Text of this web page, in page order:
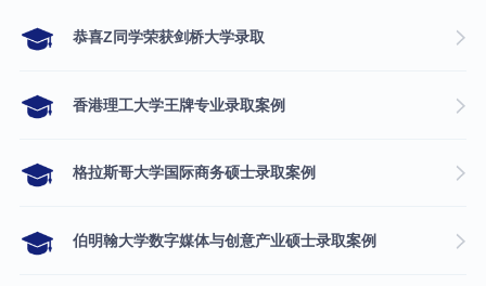
​恭喜Z同学荣获剑桥大学录取
香港理工大学王牌专业录取案例
格拉斯哥大学国际商务硕士录取案例
伯明翰大学数字媒体与创意产业硕士录取案例